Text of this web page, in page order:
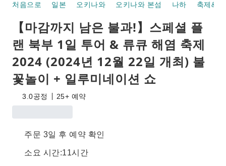
처음으로 일본 오키나와 오키나와 본섬 나하 축제&카
【마감까지 남은 불과!】스페셜 플
랜 북부 1일 투어 & 류큐 해염 축제
2024 (2024년 12월 22일 개최) 불
꽃놀이 + 일루미네이션 쇼
3.0공정 25+ 예약
주문 3일 후 예약 확인
소요 시간:11시간